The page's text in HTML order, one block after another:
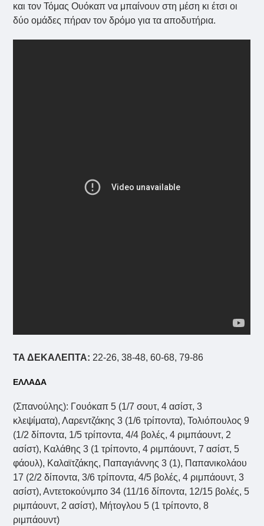
και τον Τόμας Ουόκαπ να μπαίνουν στη μέση κι έτσι οι
δύο ομάδες πήραν τον δρόμο για τα αποδυτήρια.
ΤΑ ΔΕΚΑΛΕΠΤΑ: 22-26, 38-48, 60-68, 79-86
ΕΛΛΑΔΑ
(Σπανούλης): Γουόκαπ 5 (1/7 σουτ, 4 ασίστ, 3
κλεψίματα), Λαρεντζάκης 3 (1/6 τρίποντα), Τολιόπουλος 9
(1/2 δίποντα, 1/5 τρίποντα, 4/4 βολές, 4 ριμπάουντ, 2
ασίστ), Καλάθης 3 (1 τρίποντο, 4 ριμπάουντ, 7 ασίστ, 5
φάουλ), Καλαϊτζάκης, Παπαγιάννης 3 (1), Παπανικολάου
17 (2/2 δίποντα, 3/6 τρίποντα, 4/5 βολές, 4 ριμπάουντ, 3
ασίστ), Αντετοκούνμπο 34 (11/16 δίποντα, 12/15 βολές, 5
ριμπάουντ, 2 ασίστ), Μήτογλου 5 (1 τρίποντο, 8
ριμπάουντ)